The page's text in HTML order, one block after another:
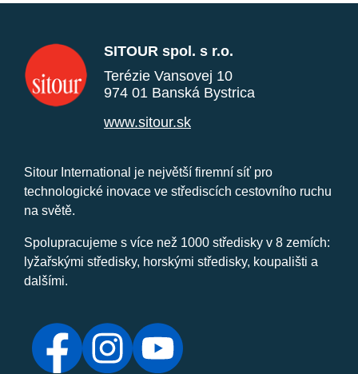
SITOUR spol. s r.o.
Terézie Vansovej 10
974 01 Banská Bystrica
www.sitour.sk
Sitour International je největší firemní síť pro
technologické inovace ve střediscích cestovního ruchu
na světě.
Spolupracujeme s více než 1000 středisky v 8 zemích:
lyžařskými středisky, horskými středisky, koupališti a
dalšími.